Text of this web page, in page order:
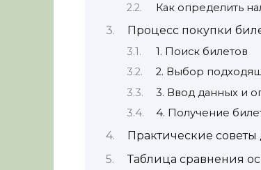
Как определить
Процесс покупки
1. Поиск билетов
2. Выбор
3. Ввод данных и
4. Получение
Практические
Таблица сравнения